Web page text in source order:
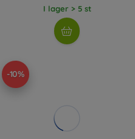
I lager > 5 st
-10%